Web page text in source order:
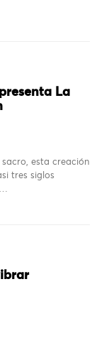
La
esta creación
tres siglos